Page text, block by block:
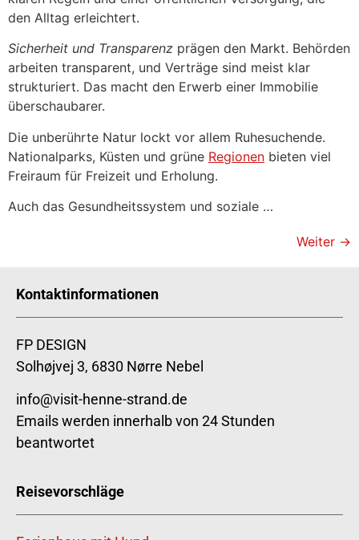
den Alltag erleichtert.
Sicherheit und Transparenz prägen den Markt. Behörden
arbeiten transparent, und Verträge sind meist klar
strukturiert. Das macht den Erwerb einer Immobilie
überschaubarer.
Die unberührte Natur lockt vor allem Ruhesuchende.
Nationalparks, Küsten und grüne Regionen bieten viel
Freiraum für Freizeit und Erholung.
Auch das Gesundheitssystem und soziale …
Weiter →
Kontaktinformationen
FP DESIGN
Solhøjvej 3, 6830 Nørre Nebel
info@visit-henne-strand.de
Emails werden innerhalb von 24 Stunden
beantwortet
Reisevorschläge